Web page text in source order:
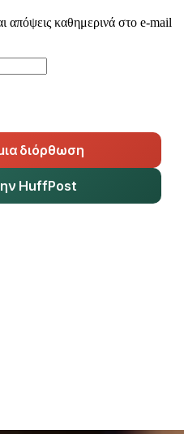
απόψεις καθημερινά στο e-mail
διόρθωση
HuffPost